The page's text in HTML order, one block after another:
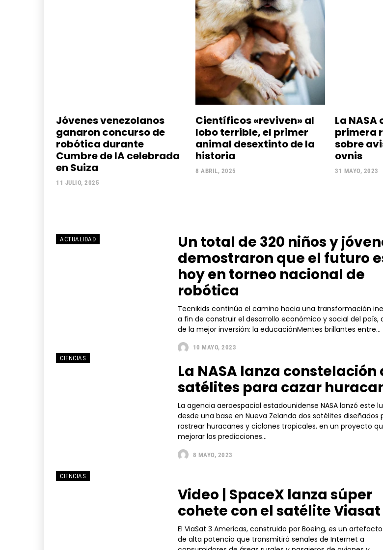
Jóvenes venezolanos
ganaron concurso de
robótica durante
Cumbre de IA celebrada
en Suiza
11 JULIO, 2025
Científicos «reviven» al
lobo terrible, el primer
animal desextinto de la
historia
8 ABRIL, 2025
La NASA
primera
sobre
ovnis
31 MAYO, 2023
ACTUALIDAD
Un total de 320 niños y
demostraron que el futuro
hoy en torneo nacional de
robótica
Tecnikids continúa el camino hacia una transformación
a fin de construir el desarrollo económico y social del país,
de la mejor inversión: la educaciónMentes brillantes entre...
10 MAYO, 2023
CIENCIAS
La NASA lanza constelación
satélites para cazar
La agencia aeroespacial estadounidense NASA lanzó este
desde una base en Nueva Zelanda dos satélites diseñados
rastrear huracanes y ciclones tropicales, en un proyecto
mejorar las predicciones...
8 MAYO, 2023
CIENCIAS
Video | SpaceX lanza súper
cohete con el satélite Viasat
El ViaSat 3 Americas, construido por Boeing, es un
de alta potencia que transmitirá señales de Internet a